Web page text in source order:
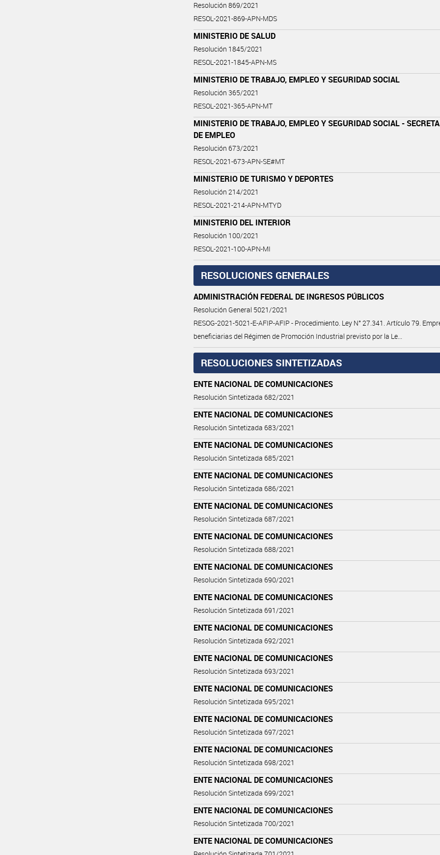
Resolución 869/2021
RESOL-2021-869-APN-MDS
MINISTERIO DE SALUD
Resolución 1845/2021
RESOL-2021-1845-APN-MS
MINISTERIO DE TRABAJO, EMPLEO Y SEGURIDAD SOCIAL
Resolución 365/2021
RESOL-2021-365-APN-MT
MINISTERIO DE TRABAJO, EMPLEO Y SEGURIDAD SOCIAL -
DE EMPLEO
Resolución 673/2021
RESOL-2021-673-APN-SE#MT
MINISTERIO DE TURISMO Y DEPORTES
Resolución 214/2021
RESOL-2021-214-APN-MTYD
MINISTERIO DEL INTERIOR
Resolución 100/2021
RESOL-2021-100-APN-MI
RESOLUCIONES GENERALES
ADMINISTRACIÓN FEDERAL DE INGRESOS PÚBLICOS
Resolución General 5021/2021
RESOG-2021-5021-E-AFIP-AFIP - Procedimiento. Ley N° 27.341. Artículo 79.
beneficiarias del Régimen de Promoción Industrial previsto por la Le...
RESOLUCIONES SINTETIZADAS
ENTE NACIONAL DE COMUNICACIONES
Resolución Sintetizada 682/2021
ENTE NACIONAL DE COMUNICACIONES
Resolución Sintetizada 683/2021
ENTE NACIONAL DE COMUNICACIONES
Resolución Sintetizada 685/2021
ENTE NACIONAL DE COMUNICACIONES
Resolución Sintetizada 686/2021
ENTE NACIONAL DE COMUNICACIONES
Resolución Sintetizada 687/2021
ENTE NACIONAL DE COMUNICACIONES
Resolución Sintetizada 688/2021
ENTE NACIONAL DE COMUNICACIONES
Resolución Sintetizada 690/2021
ENTE NACIONAL DE COMUNICACIONES
Resolución Sintetizada 691/2021
ENTE NACIONAL DE COMUNICACIONES
Resolución Sintetizada 692/2021
ENTE NACIONAL DE COMUNICACIONES
Resolución Sintetizada 693/2021
ENTE NACIONAL DE COMUNICACIONES
Resolución Sintetizada 695/2021
ENTE NACIONAL DE COMUNICACIONES
Resolución Sintetizada 697/2021
ENTE NACIONAL DE COMUNICACIONES
Resolución Sintetizada 698/2021
ENTE NACIONAL DE COMUNICACIONES
Resolución Sintetizada 699/2021
ENTE NACIONAL DE COMUNICACIONES
Resolución Sintetizada 700/2021
ENTE NACIONAL DE COMUNICACIONES